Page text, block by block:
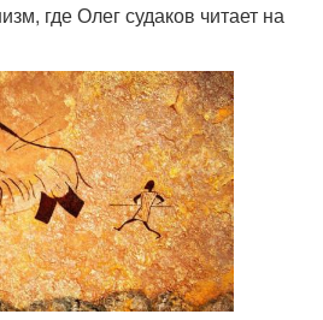
где Олег судаков читает на